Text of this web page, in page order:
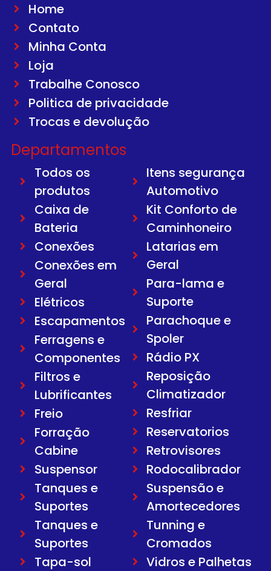
Home
Contato
Minha Conta
Loja
Trabalhe Conosco
Politica de privacidade
Trocas e devolução
Departamentos
Todos os
produtos
Caixa de
Bateria
Conexões
Conexões em
Geral
Elétricos
Escapamentos
Ferragens e
Componentes
Filtros e
Lubrificantes
Freio
Forração
Cabine
Suspensor
Tanques e
Suportes
Tanques e
Suportes
Tapa-sol
Itens segurança
Automotivo
Kit Conforto de
Caminhoneiro
Latarias em
Geral
Para-lama e
Suporte
Parachoque e
Spoler
Rádio PX
Reposição
Climatizador
Resfriar
Reservatorios
Retrovisores
Rodocalibrador
Suspensão e
Amortecedores
Tunning e
Cromados
Vidros e Palhetas